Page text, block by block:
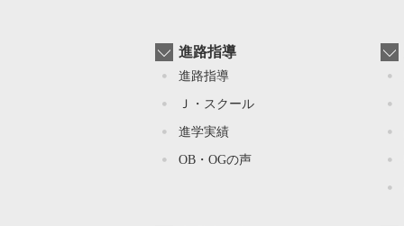
進路指導
進路指導
Ｊ・スクール
進学実績
OB・OGの声